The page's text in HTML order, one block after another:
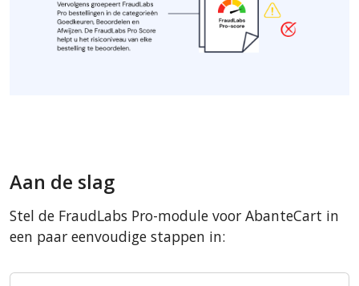
Aan de slag
Stel de FraudLabs Pro-module voor AbanteCart in
een paar eenvoudige stappen in: